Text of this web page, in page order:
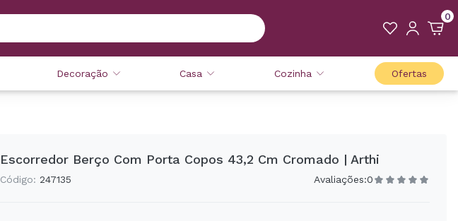
0
Decoração Casa Cozinha Ofertas
Escorredor Berço Com Porta Copos 43,2 Cm Cromado | Arthi
Código: 247135 Avaliações:0